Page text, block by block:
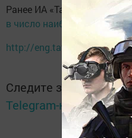
Ранее ИА «Татар-информ»
в число наиболее опасных
http://eng.tatar-inform.ru/
Следите за самым
Telegram-канале